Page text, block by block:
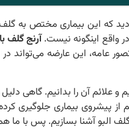
که این بیماری مختص به گلف
واقع اینگونه نیست.آرنج گلف
عامه، این عارضه می‌تواند
و علائم آن را بدانیم. گاهی
پیشروی بیماری جلوگیری
البو آشنا بسازیم. پس با ما